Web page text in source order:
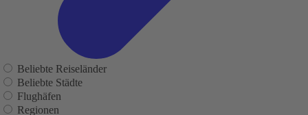
Beliebte Reiseländer
Beliebte Städte
Flughäfen
Regionen